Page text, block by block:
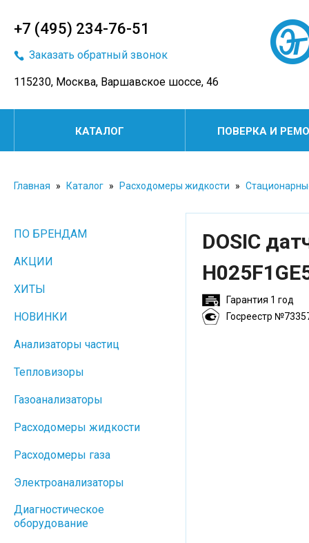
+7 (495) 234-76-51
Заказать обратный звонок
115230, Москва, Варшавское шоссе, 46
КАТАЛОГ ПОВЕРКА И
Главная » Каталог » Расходомеры жидкости »
DOSIC
Гарантия 1 год
Госреестр
ПО БРЕНДАМ
АКЦИИ
ХИТЫ
НОВИНКИ
Анализаторы частиц
Тепловизоры
Газоанализаторы
Расходомеры жидкости
Расходомеры газа
Электроанализаторы
Диагностическое
оборудование